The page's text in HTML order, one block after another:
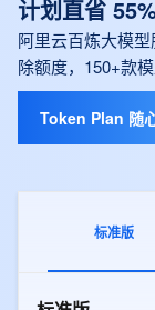
计划直省
阿里云百炼大模
除额度，150+款
Token Plan 随
标准版